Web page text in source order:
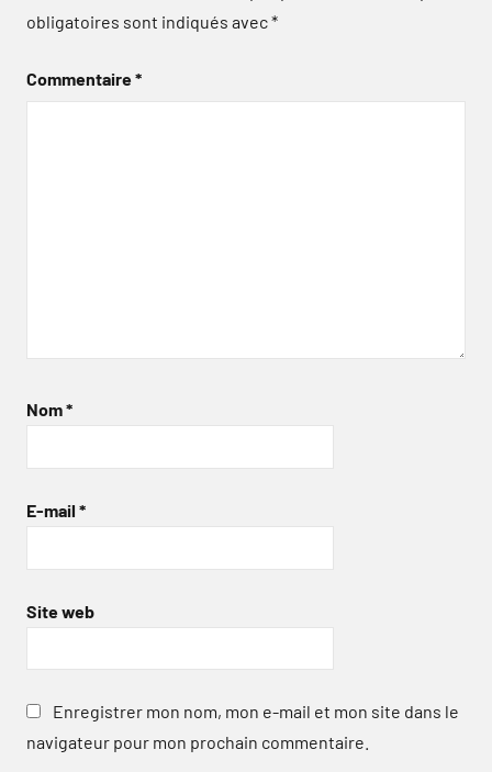
obligatoires sont indiqués avec*
Commentaire*
Nom*
E-mail *
Site web
Enregistrer mon nom, mon e-mail et mon site dans le
navigateur pour mon prochain commentaire.